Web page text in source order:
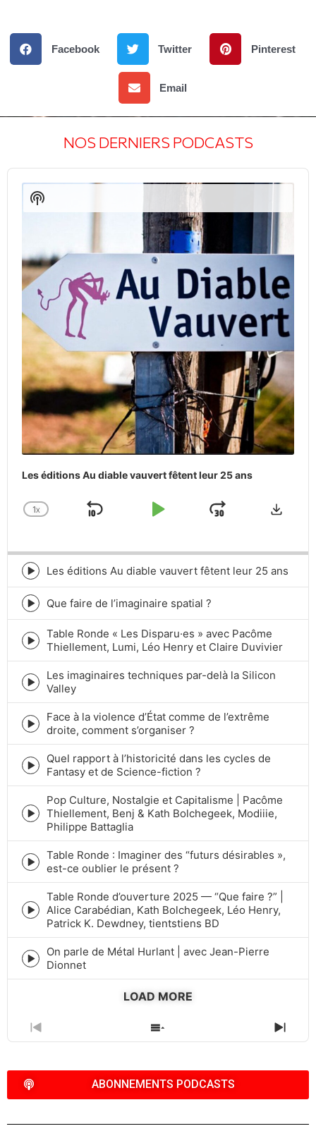
Facebook Twitter Pinterest
Email
NOS DERNIERS PODCASTS
Audio
Player
Les éditions Au diable vauvert fêtent leur 25 ans
CHANGE
1X
SKIP
PLAY
JUMP
Episode
play
icon
Les éditions Au diable vauvert fêtent leur 25 ans
Episode
play
icon
Que faire de l’imaginaire spatial ?
Episode
play
icon
Table Ronde « Les Disparu·es » avec Pacôme
Thiellement, Lumi, Léo Henry et Claire Duvivier
Episode
play
icon
Les imaginaires techniques par-delà la Silicon
Valley
Episode
play
icon
Face à la violence d’État comme de l’extrême
droite, comment s’organiser ?
Episode
play
icon
Quel rapport à l’historicité dans les cycles de
Fantasy et de Science-fiction ?
Episode
play
Pop Culture, Nostalgie et Capitalisme | Pacôme
Thiellement, Benj & Kath Bolchegeek, Modiiie,
Philippe Battaglia
Episode
play
icon
Table Ronde : Imaginer des “futurs désirables »,
est-ce oublier le présent ?
Episode
play
Table Ronde d’ouverture 2025 — “Que faire ?” |
Alice Carabédian, Kath Bolchegeek, Léo Henry,
Patrick K. Dewdney, tientstiens BD
Episode
play
On parle de Métal Hurlant | avec Jean-Pierre
Dionnet
LOAD MORE
PREVIOUS
EPISODE
SHOW
EPISODES
NEXT
Show
Podcast
ABONNEMENTS PODCASTS